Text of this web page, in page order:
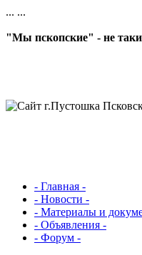
... ...
"Мы пскопские" - не
- Главная -
- Новости -
- Материалы и
- Объявления -
- Форум -